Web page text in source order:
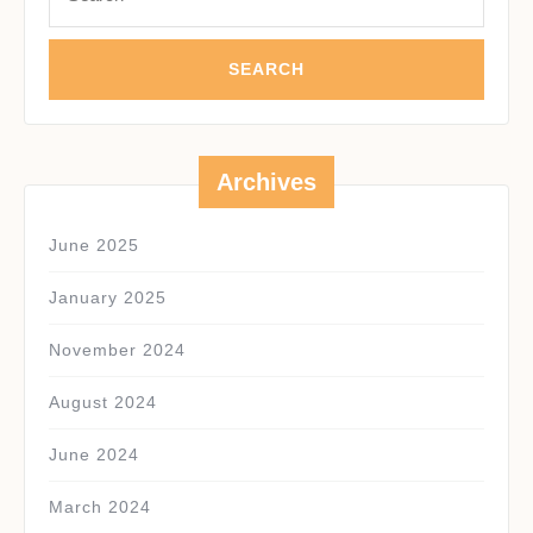
Archives
June 2025
January 2025
November 2024
August 2024
June 2024
March 2024